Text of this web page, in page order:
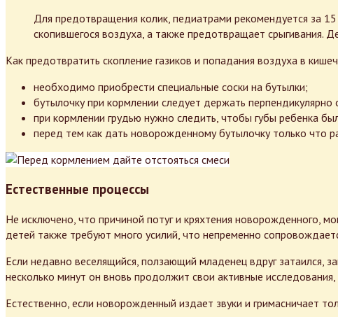
Для предотвращения колик, педиатрами рекомендуется за
скопившегося воздуха, а также предотвращает
Как предотвратить скопление газиков и попадания воздуха в
необходимо приобрести специальные соски на бутылки;
бутылочку при кормлении следует держать
при кормлении грудью нужно следить, чтобы губы ребенка
перед тем как дать новорожденному бутылочку только что
Естественные процессы
Не исключено, что причиной потуг и кряхтения новорожденного,
детей также требуют много усилий, что непременно
Если недавно веселящийся, ползающий младенец вдруг затаился,
несколько минут он вновь продолжит свои активные
Естественно, если новорожденный издает звуки и гримасничает